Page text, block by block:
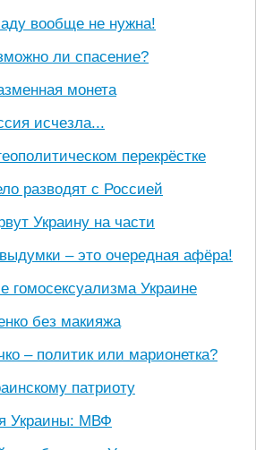
вообще не нужна!
ли спасение?
монета
исчезла...
перекрёстке
разводят с Россией
Украину на части
– это очередная афёра!
гомосексуализма Украине
без макияжа
– политик или марионетка?
патриоту
Украины: МВФ